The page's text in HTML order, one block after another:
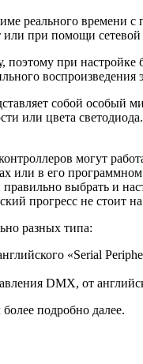
реального времени
при помощи сетевой
при
воспроизведения
собой
или цвета
могут
или в его
выбрать и
прогресс не стоит
разных типа:
«Serial
DMX, от
подробно далее.